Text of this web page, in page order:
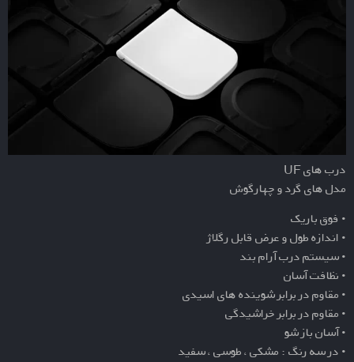
درب های UF
مدل های گرد و چهارگوش
• فوق باریک
• اندازه طول و عرض قابل رگلاژ
• سیستم درب آرام بند
• نظافت آسان
• مقاوم در برابر شوینده های اسیدی
• مقاوم در برابر خراشیدگی
• آسان باز شو
• در سه رنگ : مشکی ، طوسی ، سفید